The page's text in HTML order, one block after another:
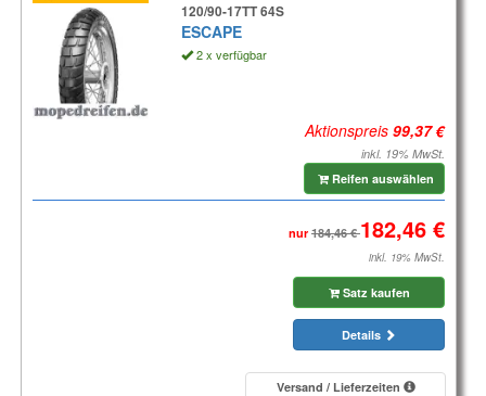
120/90-17TT 64S
ESCAPE
2 x verfügbar
Aktionspreis
inkl. 19% MwSt.
Reifen auswählen
nur
inkl. 19% MwSt.
Satz kaufen
Details
Versand / Lieferzeiten